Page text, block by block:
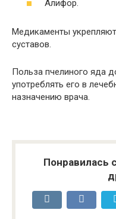
Алифор.
Медикаменты
суставов.
Польза пчелиного яда
употреблять его в
назначению врача.
Понравилась